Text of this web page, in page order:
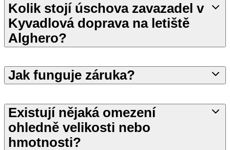
Kolik stojí úschova zavazadel v
Kyvadlová doprava na letiště
Alghero?
Jak funguje záruka?
Existují nějaká omezení
ohledně velikosti nebo
hmotnosti?